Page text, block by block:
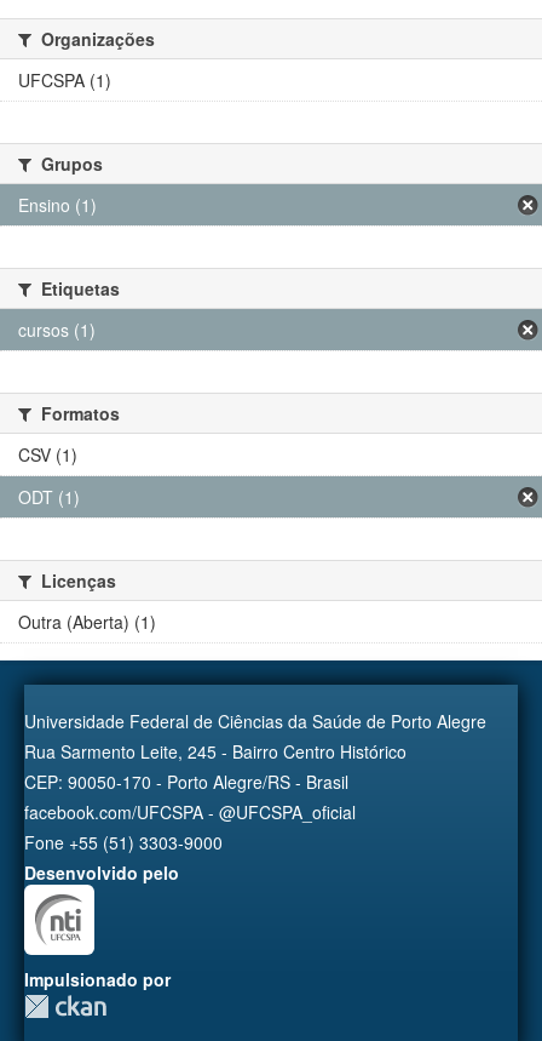
Organizações
UFCSPA (1)
Grupos
Ensino (1)
Etiquetas
cursos (1)
Formatos
CSV (1)
ODT (1)
Licenças
Outra (Aberta) (1)
Universidade Federal de Ciências da Saúde de Porto Alegre
Rua Sarmento Leite, 245 - Bairro Centro Histórico
CEP: 90050-170 - Porto Alegre/RS - Brasil
facebook.com/UFCSPA - @UFCSPA_oficial
Fone +55 (51) 3303-9000
Desenvolvido pelo
Impulsionado por